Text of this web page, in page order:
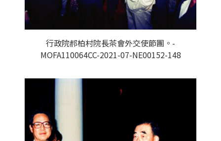
行政院郝柏村院長茶會外交使節團。-
MOFA110064CC-2021-07-NE00152-148